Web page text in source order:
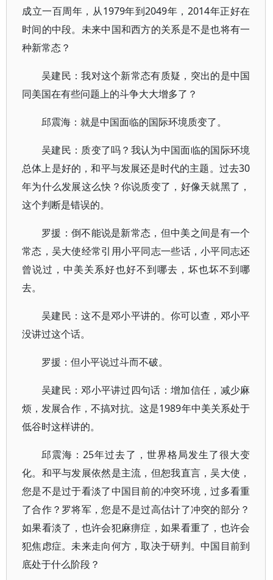
成立一百周年，从1979年到2049年，2014年正好在
时间的中段。未来中国和西方的关系是不是也将有一
种新常态？
吴建民：我对这个新常态有质疑，突出的是中国
同美国在有些问题上的斗争大大增多了？
邱震海：就是中国面临的国际环境质变了。
吴建民：质变了吗？我认为中国面临的国际环境
总体上是好的，和平与发展还是时代的主题。过去30
年为什么发展这么快？你说质变了，好像天就黑了，
这个判断是错误的。
罗援：倒不能说是新常态，但中美之间是有一个
常态，吴大使经常引用小平同志一些话，小平同志还
曾说过，中美关系好也好不到哪去，坏也坏不到哪
去。
吴建民：这不是邓小平讲的。你可以查，邓小平
没讲过这个话。
罗援：但小平说过斗而不破。
吴建民：邓小平讲过四句话：增加信任，减少麻
烦，发展合作，不搞对抗。这是1989年中美关系处于
低谷时这样讲的。
邱震海：25年过去了，世界格局发生了很大变
化。和平与发展依然是主流，但恕我直言，吴大使，
您是不是过于看淡了中国目前的冲突环境，过多看重
了合作？罗将军，您是不是过高估计了冲突的部分？
如果看淡了，也许会犯麻痹症，如果看重了，也许会
犯焦虑症。未来走向何方，取决于研判。中国目前到
底处于什么阶段？